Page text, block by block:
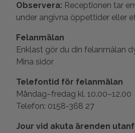
Observera: Receptionen tar
under angivna öppettider eller
Felanmälan
Enklast gör du din felanmälan
Mina sidor
Telefontid för felanmälan
Måndag–fredag kl. 10.00–12.00
Telefon: 0158-368 27
Jour vid akuta ärenden